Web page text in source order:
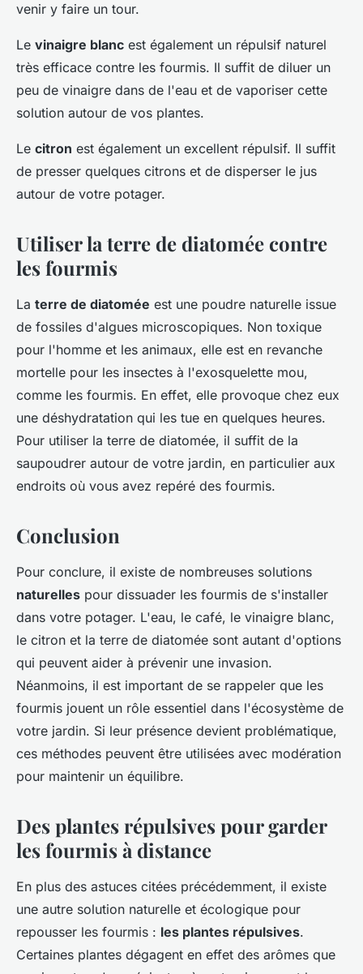
venir y faire un tour.
Le vinaigre blanc est également un répulsif naturel
très efficace contre les fourmis. Il suffit de diluer un
peu de vinaigre dans de l'eau et de vaporiser cette
solution autour de vos plantes.
Le citron est également un excellent répulsif. Il suffit
de presser quelques citrons et de disperser le jus
autour de votre potager.
Utiliser la terre de diatomée contre
les fourmis
La terre de diatomée est une poudre naturelle issue
de fossiles d'algues microscopiques. Non toxique
pour l'homme et les animaux, elle est en revanche
mortelle pour les insectes à l'exosquelette mou,
comme les fourmis. En effet, elle provoque chez eux
une déshydratation qui les tue en quelques heures.
Pour utiliser la terre de diatomée, il suffit de la
saupoudrer autour de votre jardin, en particulier aux
endroits où vous avez repéré des fourmis.
Conclusion
Pour conclure, il existe de nombreuses solutions
naturelles pour dissuader les fourmis de s'installer
dans votre potager. L'eau, le café, le vinaigre blanc,
le citron et la terre de diatomée sont autant d'options
qui peuvent aider à prévenir une invasion.
Néanmoins, il est important de se rappeler que les
fourmis jouent un rôle essentiel dans l'écosystème de
votre jardin. Si leur présence devient problématique,
ces méthodes peuvent être utilisées avec modération
pour maintenir un équilibre.
Des plantes répulsives pour garder
les fourmis à distance
En plus des astuces citées précédemment, il existe
une autre solution naturelle et écologique pour
repousser les fourmis : les plantes répulsives.
Certaines plantes dégagent en effet des arômes que